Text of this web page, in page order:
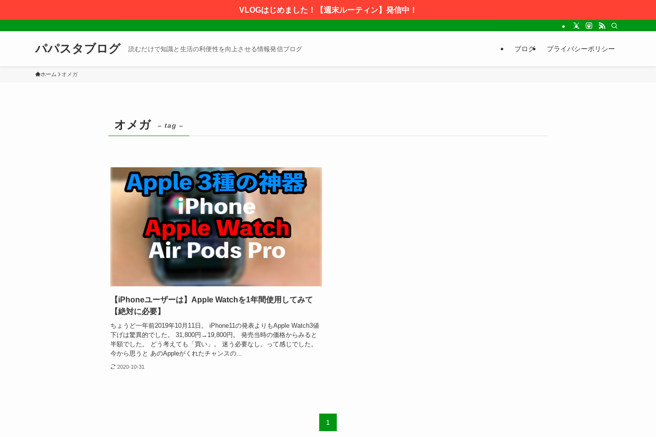
VLOGはじめました！【週末ルーティン】発信中！
パパスタブログ 読むだけで知識と生活の利便性を向上させる情報発信ブログ ブログ プライバシーポリシー
ホーム オメガ
オメガ – tag –
【iPhoneユーザーは】Apple Watchを1年間使用してみて
【絶対に必要】
ちょうど一年前2019年10月11日。 iPhone11の発表よりもApple Watch3値
下げは驚異的でした。 31,800円→19,800円。 発売当時の価格からみると
半額でした。 どう考えても「買い」。 迷う必要なし。って感じでした。
今から思うと あのAppleがくれたチャンスの...
2020-10-31
1